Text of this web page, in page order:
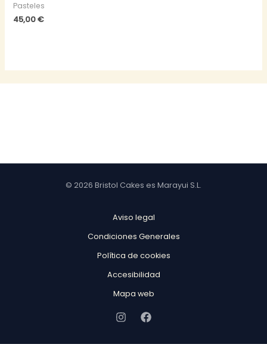
5
Pasteles
45,00€
© 2026 Bristol Cakes es Marayui S.L.
Aviso legal
Condiciones Generales
Política de cookies
Accesibilidad
Mapa web